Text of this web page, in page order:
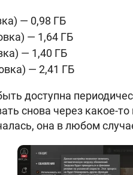
— 0,98 ГБ
— 1,64 ГБ
— 1,40 ГБ
— 2,41 ГБ
доступна
снова через какое-
она в любом